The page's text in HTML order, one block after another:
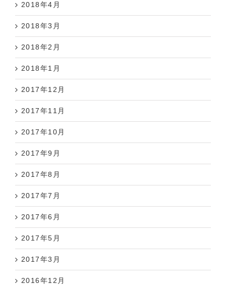
2018年4月
2018年3月
2018年2月
2018年1月
2017年12月
2017年11月
2017年10月
2017年9月
2017年8月
2017年7月
2017年6月
2017年5月
2017年3月
2016年12月